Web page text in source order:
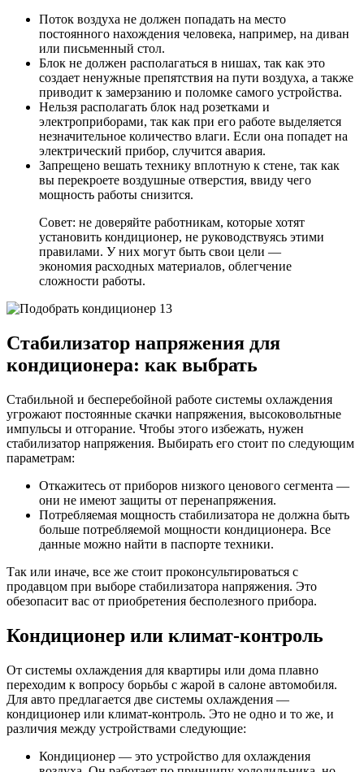
Поток воздуха не должен попадать на место
постоянного нахождения человека, например, на диван
или письменный стол.
Блок не должен располагаться в нишах, так как это
создает ненужные препятствия на пути воздуха, а также
приводит к замерзанию и поломке самого устройства.
Нельзя располагать блок над розетками и
электроприборами, так как при его работе выделяется
незначительное количество влаги. Если она попадет на
электрический прибор, случится авария.
Запрещено вешать технику вплотную к стене, так как
вы перекроете воздушные отверстия, ввиду чего
мощность работы снизится.
Совет: не доверяйте работникам, которые хотят
установить кондиционер, не руководствуясь этими
правилами. У них могут быть свои цели —
экономия расходных материалов, облегчение
сложности работы.
Стабилизатор напряжения для
кондиционера: как выбрать
Стабильной и бесперебойной работе системы охлаждения
угрожают постоянные скачки напряжения, высоковольтные
импульсы и отгорание. Чтобы этого избежать, нужен
стабилизатор напряжения. Выбирать его стоит по следующим
параметрам:
Откажитесь от приборов низкого ценового сегмента —
они не имеют защиты от перенапряжения.
Потребляемая мощность стабилизатора не должна быть
больше потребляемой мощности кондиционера. Все
данные можно найти в паспорте техники.
Так или иначе, все же стоит проконсультироваться с
продавцом при выборе стабилизатора напряжения. Это
обезопасит вас от приобретения бесполезного прибора.
Кондиционер или климат-контроль
От системы охлаждения для квартиры или дома плавно
переходим к вопросу борьбы с жарой в салоне автомобиля.
Для авто предлагается две системы охлаждения —
кондиционер или климат-контроль. Это не одно и то же, и
различия между устройствами следующие:
Кондиционер — это устройство для охлаждения